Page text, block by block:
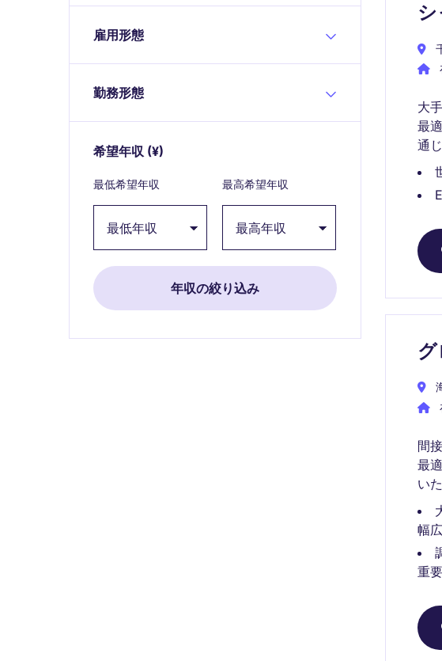
雇用形態
勤務形態
希望年収 (¥)
最低希望年収 最高希望年収
大
最
通
間
最
い
幅
重